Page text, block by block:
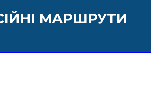
МАРШРУТИ